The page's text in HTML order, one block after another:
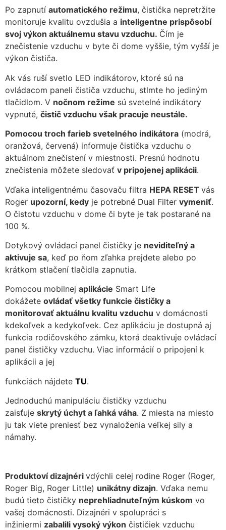
Po zapnutí automatického režimu, čistička nepretržite
monitoruje kvalitu ovzdušia a inteligentne prispôsobí
svoj výkon aktuálnemu stavu vzduchu. Čím je
znečistenie vzduchu v byte či dome vyššie, tým vyšší je
výkon čističa.
Ak vás ruší svetlo LED indikátorov, ktoré sú na
ovládacom paneli čističa vzduchu, stlmte ho jediným
tlačidlom. V nočnom režime sú svetelné indikátory
vypnuté, čistič vzduchu však pracuje neustále.
Pomocou troch farieb svetelného indikátora (modrá,
oranžová, červená) informuje čistička vzduchu o
aktuálnom znečistení v miestnosti. Presnú hodnotu
znečistenia môžete sledovať v pripojenej aplikácii.
Vďaka inteligentnému časovaču filtra HEPA RESET vás
Roger upozorní, kedy je potrebné Dual Filter vymeniť.
O čistotu vzduchu v dome či byte je tak postarané na
100 %.
Dotykový ovládací panel čističky je neviditeľný a
aktivuje sa, keď po ňom zľahka prejdete alebo po
krátkom stlačení tlačidla zapnutia.
Pomocou mobilnej aplikácie Smart Life
dokážete ovládať všetky funkcie čističky a
monitorovať aktuálnu kvalitu vzduchu v domácnosti
kdekoľvek a kedykoľvek. Cez aplikáciu je dostupná aj
funkcia rodičovského zámku, ktorá deaktivuje ovládací
panel čističky vzduchu. Viac informácií o pripojení k
aplikácii a jej
funkciách nájdete TU.
Jednoduchú manipuláciu čističky vzduchu
zaisťuje skrytý úchyt a ľahká váha. Z miesta na miesto
ju tak viete preniesť bez vynaloženia veľkej sily a
námahy.
Produktoví dizajnéri vdýchli celej rodine Roger (Roger,
Roger Big, Roger Little) unikátny dizajn. Vďaka nemu
budú tieto čističky neprehliadnuteľným kúskom vo
vašej domácnosti. Dizajnéri v spolupráci s
inžiniermi zabalili vysoký výkon čističiek vzduchu